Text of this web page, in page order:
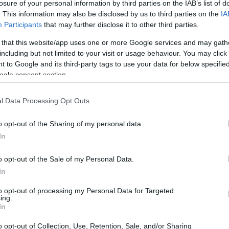
of your personal information by third parties on the IAB’s list of
This information may also be disclosed by us to third parties on the
Participants that may further disclose it to other third parties.
that this website/app uses one or more Google services and may
but not limited to your visit or usage behaviour. You may
to Google and its third-party tags to use your data for below
consent section.
Data Processing Opt Outs
opt-out of the Sharing of my personal data.
opt-out of the Sale of my Personal Data.
opt-out of processing my Personal Data for Targeted
opt-out of Collection, Use, Retention, Sale, and/or Sharing
της αγοράς δείχνει πως μία επιχείρηση
οφειλών της, αλλά κυρίως όταν
λειτουργία της, να πληρώσει
εισφορές και λοιπές
τραπεζικούς λογαριασμούς της.
Πειραιώς επαναφέρει το πάγιο
της λειτουργικής ρευστότητας των
αποτελεσματικού πλαισίου
21:11
21:01